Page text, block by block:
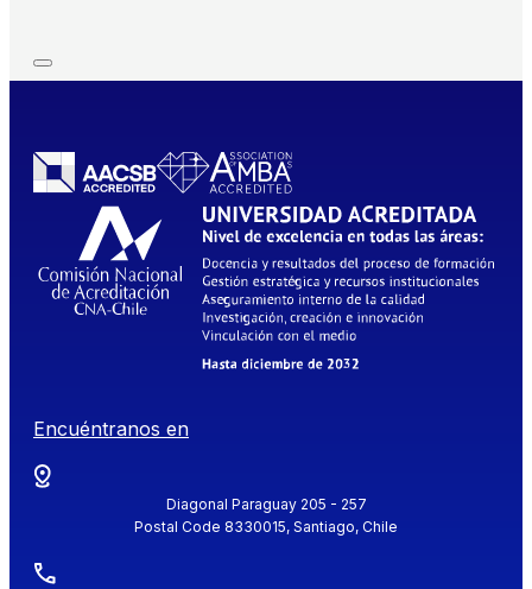
Encuéntranos en
Diagonal Paraguay 205 - 257
Postal Code 8330015, Santiago, Chile